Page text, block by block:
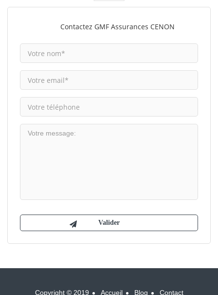
Contactez GMF Assurances CENON
Copyright © 2019 Accueil Blog Contact